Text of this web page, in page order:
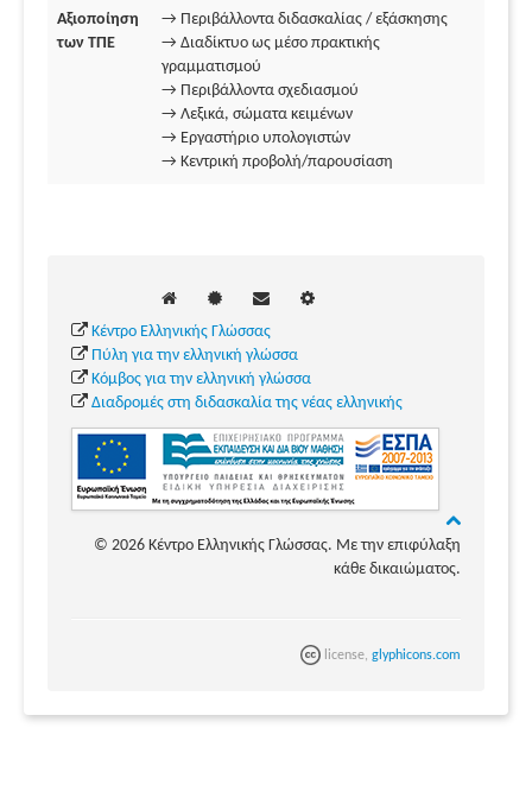
Αξιοποίηση
των ΤΠΕ
→ Περιβάλλοντα διδασκαλίας / εξάσκησης
→ Διαδίκτυο ως μέσο πρακτικής
γραμματισμού
→ Περιβάλλοντα σχεδιασμού
→ Λεξικά, σώματα κειμένων
→ Εργαστήριο υπολογιστών
→ Κεντρική προβολή/παρουσίαση
Κέντρο Ελληνικής Γλώσσας
Πύλη για την ελληνική γλώσσα
Κόμβος για την ελληνική γλώσσα
Διαδρομές στη διδασκαλία της νέας ελληνικής
© 2026 Κέντρο Ελληνικής Γλώσσας. Με την επιφύλαξη
κάθε δικαιώματος.
license, glyphicons.com